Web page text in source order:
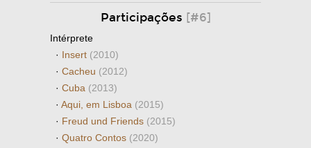
Participações [#6]
Intérprete
· Insert (2010)
· Cacheu (2012)
· Cuba (2013)
· Aqui, em Lisboa (2015)
· Freud und Friends (2015)
· Quatro Contos (2020)